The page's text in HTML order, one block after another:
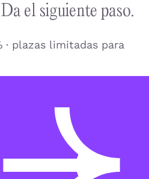
el siguiente paso.
· plazas limitadas para